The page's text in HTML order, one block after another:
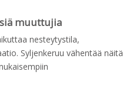
muuttujia
nesteytystila,
Syljenkeruu vähentää näitä